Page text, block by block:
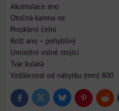
Akumulace ano
Otočná kamna ne
Prosklení čelní
Rošt ano – pohyblivý
Umístění volně stojící
Tvar kulatá
Vzdálenost od nábytku (mm) 800
FacebookTwitter BlueskyPinterestReddit